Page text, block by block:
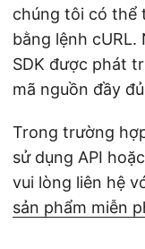
chúng tôi có thể
bằng lệnh cURL.
SDK được phát
mã nguồn đầy
Trong trường
sử dụng API
vui lòng liên hệ
sản phẩm miễn